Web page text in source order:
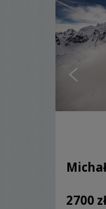
2700 zł